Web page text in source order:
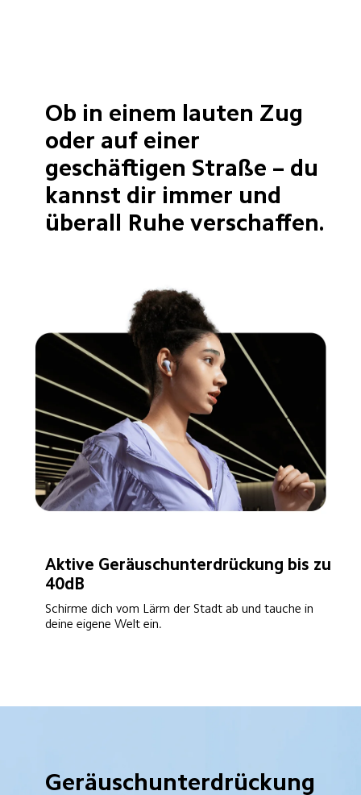
Ob in einem lauten Zug
oder auf einer
geschäftigen Straße – du
kannst dir immer und
überall Ruhe verschaffen.
Aktive Geräuschunterdrückung bis zu
40dB
Schirme dich vom Lärm der Stadt ab und tauche in
deine eigene Welt ein.
Geräuschunterdrückung